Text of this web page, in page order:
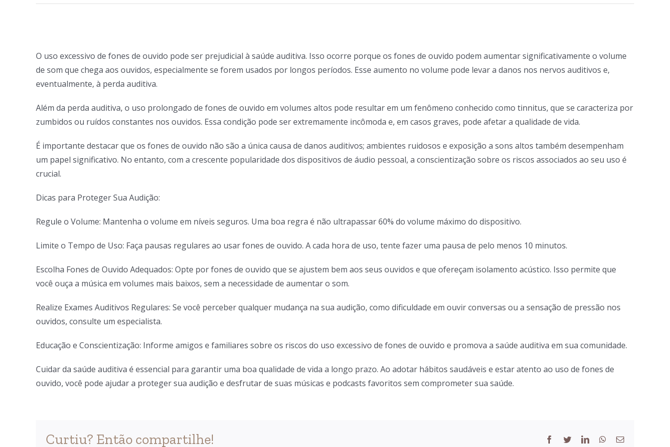
Larger
Image
O uso excessivo de fones de ouvido pode ser prejudicial à saúde auditiva. Isso ocorre porque os fones de ouvido podem aumentar significativamente o volume
de som que chega aos ouvidos, especialmente se forem usados por longos períodos. Esse aumento no volume pode levar a danos nos nervos auditivos e,
eventualmente, à perda auditiva.
Além da perda auditiva, o uso prolongado de fones de ouvido em volumes altos pode resultar em um fenômeno conhecido como tinnitus, que se caracteriza por
zumbidos ou ruídos constantes nos ouvidos. Essa condição pode ser extremamente incômoda e, em casos graves, pode afetar a qualidade de vida.
É importante destacar que os fones de ouvido não são a única causa de danos auditivos; ambientes ruidosos e exposição a sons altos também desempenham
um papel significativo. No entanto, com a crescente popularidade dos dispositivos de áudio pessoal, a conscientização sobre os riscos associados ao seu uso é
crucial.
Dicas para Proteger Sua Audição:
Regule o Volume: Mantenha o volume em níveis seguros. Uma boa regra é não ultrapassar 60% do volume máximo do dispositivo.
Limite o Tempo de Uso: Faça pausas regulares ao usar fones de ouvido. A cada hora de uso, tente fazer uma pausa de pelo menos 10 minutos.
Escolha Fones de Ouvido Adequados: Opte por fones de ouvido que se ajustem bem aos seus ouvidos e que ofereçam isolamento acústico. Isso permite que
você ouça a música em volumes mais baixos, sem a necessidade de aumentar o som.
Realize Exames Auditivos Regulares: Se você perceber qualquer mudança na sua audição, como dificuldade em ouvir conversas ou a sensação de pressão nos
ouvidos, consulte um especialista.
Educação e Conscientização: Informe amigos e familiares sobre os riscos do uso excessivo de fones de ouvido e promova a saúde auditiva em sua comunidade.
Cuidar da saúde auditiva é essencial para garantir uma boa qualidade de vida a longo prazo. Ao adotar hábitos saudáveis e estar atento ao uso de fones de
ouvido, você pode ajudar a proteger sua audição e desfrutar de suas músicas e podcasts favoritos sem comprometer sua saúde.
Curtiu? Então compartilhe! Facebook
TwitterLinkedInWhatsApp
Email